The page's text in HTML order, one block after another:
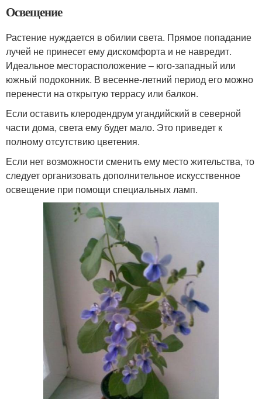
Освещение
Растение нуждается в обилии света. Прямое попадание
лучей не принесет ему дискомфорта и не навредит.
Идеальное месторасположение – юго-западный или
южный подоконник. В весенне-летний период его можно
перенести на открытую террасу или балкон.
Если оставить клеродендрум угандийский в северной
части дома, света ему будет мало. Это приведет к
полному отсутствию цветения.
Если нет возможности сменить ему место жительства, то
следует организовать дополнительное искусственное
освещение при помощи специальных ламп.